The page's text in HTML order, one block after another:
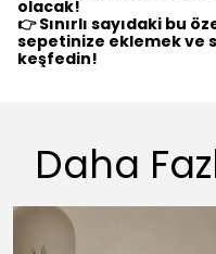
olacak!
👉 Sınırlı sayıdaki bu
sepetinize eklemek ve
keşfedin!
Daha